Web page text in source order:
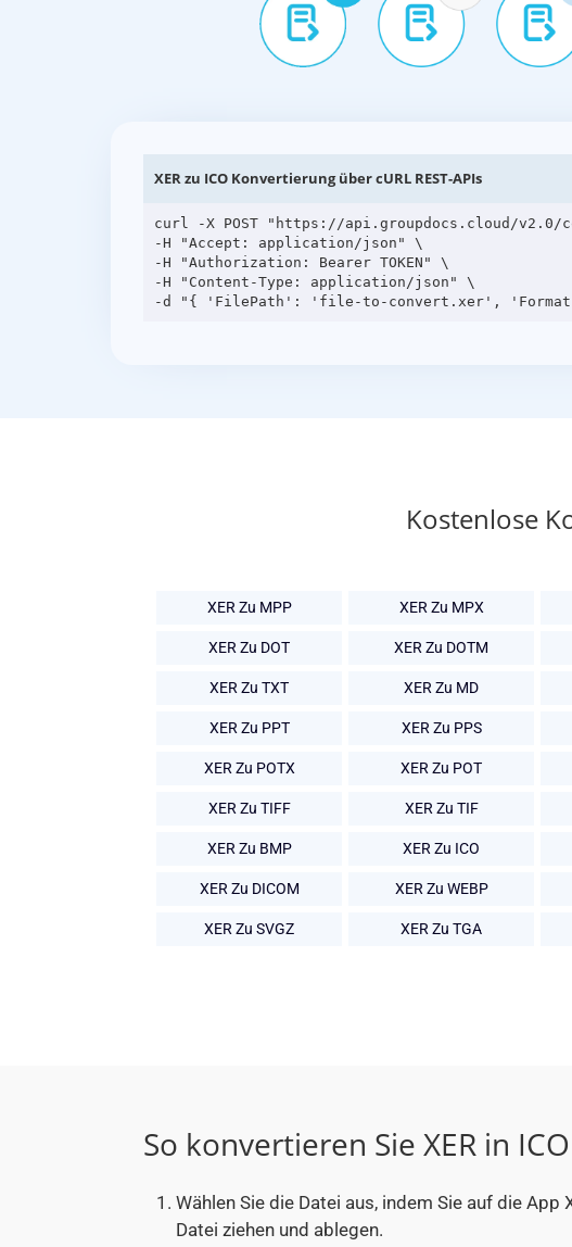
XER zu ICO Konvertierung über cURL REST-APIs
curl -X POST "https://api.groupdocs.cloud/v2.0/
-H "Accept: application/json" \
-H "Authorization: Bearer TOKEN" \
-H "Content-Type: application/json" \
Kostenlose
XER Zu MPP XER Zu MPX
XER Zu DOT XER Zu DOTM
XER Zu TXT XER Zu MD
XER Zu PPT XER Zu PPS
XER Zu POTX XER Zu POT
XER Zu TIFF XER Zu TIF
XER Zu BMP XER Zu ICO
XER Zu DICOM XER Zu WEBP
XER Zu SVGZ XER Zu TGA
So konvertieren Sie XER in ICO
Wählen Sie die Datei aus, indem Sie auf die App
Datei ziehen und ablegen.